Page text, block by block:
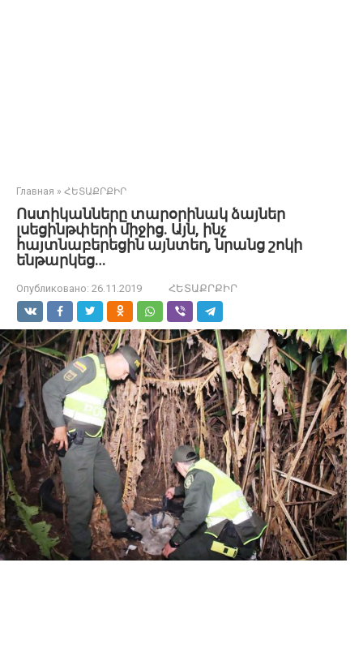
Главная » ՀԵՏԱՔՐՔԻՐ
Ոստիկանները տարօրինակ ձայներ
լսեցինթփերի միջից. Այն, ինչ
հայտնաբերեցին այնտեղ, նրանց շոկի
ենթարկեց…
Опубликовано: 26.11.2019 ՀԵՏԱՔՐՔԻՐ